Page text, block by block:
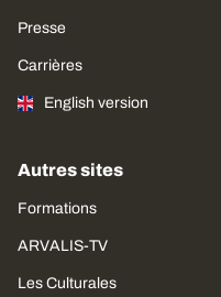
Presse
Carrières
English version
Autres sites
Formations
ARVALIS-TV
Les Culturales